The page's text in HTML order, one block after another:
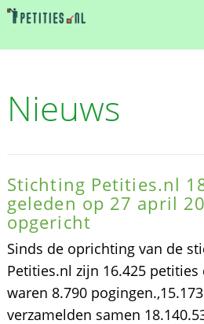
Nieuws
Stichting Petities.nl
geleden op 27 april
opgericht
Sinds de oprichting van de
Petities.nl zijn 16.425
waren 8.790
verzamelden samen